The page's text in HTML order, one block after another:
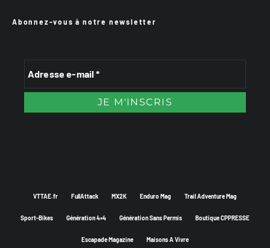
Abonnez-vous à notre newsletter
VTTAE.fr FullAttack MX2K Enduro Mag Trail Adventure Mag
Sport-Bikes Génération 4×4 Génération Sans Permis Boutique CPPRESSE
Escapade Magazine Maisons A Vivre